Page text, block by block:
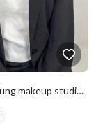
KittyKung makeup studio-新秘kitt